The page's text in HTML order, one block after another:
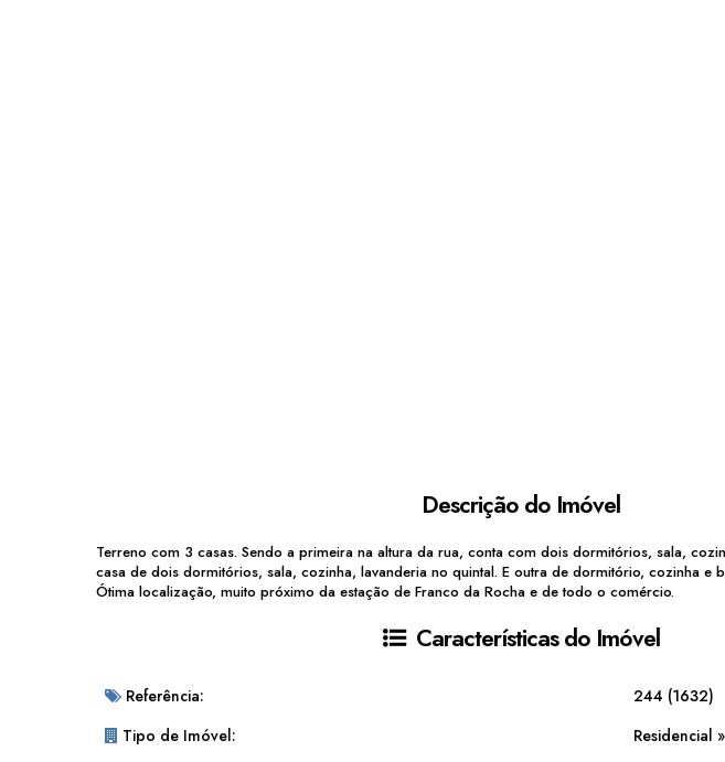
Descrição do Imóvel
Terreno com 3 casas. Sendo a primeira na altura da rua, conta com dois dormitórios, sala,
casa de dois dormitórios, sala, cozinha, lavanderia no quintal. E outra de dormitório, cozinha e
Ótima localização, muito próximo da estação de Franco da Rocha e de todo o comércio.
Características do Imóvel
Referência: 244 (1632)
Tipo de Imóvel:
Residencial »